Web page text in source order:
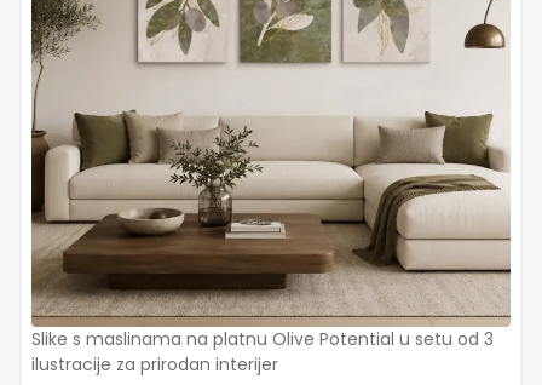
Slike s maslinama na platnu Olive Potential u setu od 3
ilustracije za prirodan interijer